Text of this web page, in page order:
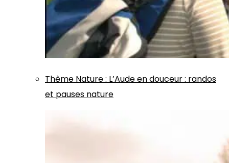
Thème Nature: L’Aude en douceur : randos
et pauses nature